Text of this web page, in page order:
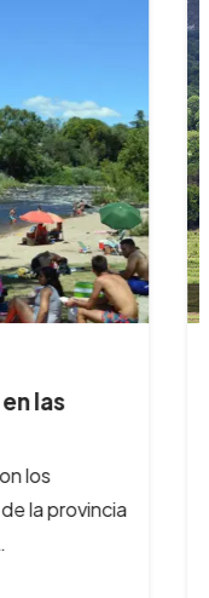
las
los
la provincia